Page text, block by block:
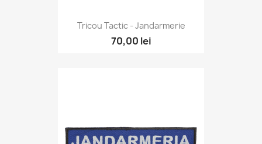
Tricou Tactic - Jandarmerie
70,00 lei